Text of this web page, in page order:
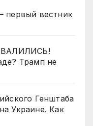
первый вестник
Трамп не
Генштаба
Украине. Как